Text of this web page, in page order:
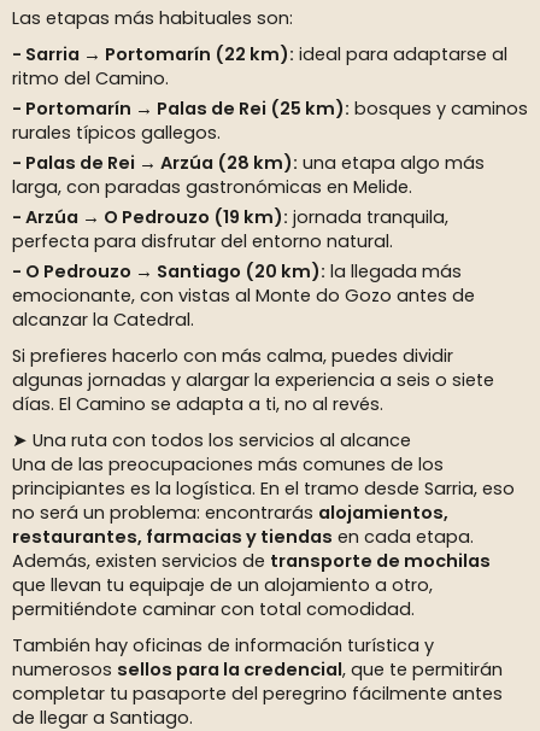
Las etapas más habituales son:
Sarria → Portomarín (22 km): ideal para adaptarse al
ritmo del Camino.
Portomarín → Palas de Rei (25 km): bosques y caminos
rurales típicos gallegos.
Palas de Rei → Arzúa (28 km): una etapa algo más
larga, con paradas gastronómicas en Melide.
Arzúa → O Pedrouzo (19 km): jornada tranquila,
perfecta para disfrutar del entorno natural.
O Pedrouzo → Santiago (20 km): la llegada más
emocionante, con vistas al Monte do Gozo antes de
alcanzar la Catedral.
Si prefieres hacerlo con más calma, puedes dividir
algunas jornadas y alargar la experiencia a seis o siete
días. El Camino se adapta a ti, no al revés.
➤ Una ruta con todos los servicios al alcance
Una de las preocupaciones más comunes de los
principiantes es la logística. En el tramo desde Sarria, eso
no será un problema: encontrarás alojamientos,
restaurantes, farmacias y tiendas en cada etapa.
Además, existen servicios de transporte de mochilas
que llevan tu equipaje de un alojamiento a otro,
permitiéndote caminar con total comodidad.
También hay oficinas de información turística y
numerosos sellos para la credencial, que te permitirán
completar tu pasaporte del peregrino fácilmente antes
de llegar a Santiago.